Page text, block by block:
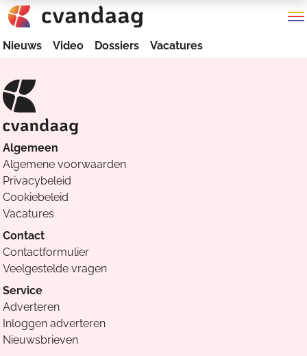
Nieuws Video Dossiers Vacatures
Algemeen
Algemene voorwaarden
Privacybeleid
Cookiebeleid
Vacatures
Contact
Contactformulier
Veelgestelde vragen
Service
Adverteren
Inloggen adverteren
Nieuwsbrieven